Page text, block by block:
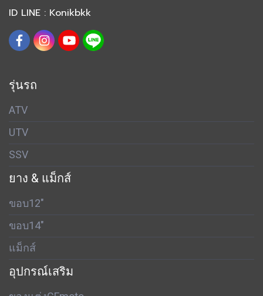
ID LINE : Konikbkk
รุ่นรถ
ATV
UTV
SSV
ยาง & แม็กส์
ขอบ12"
ขอบ14"
แม็กส์
อุปกรณ์เสริม